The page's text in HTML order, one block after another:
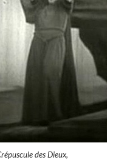
des Dieux,